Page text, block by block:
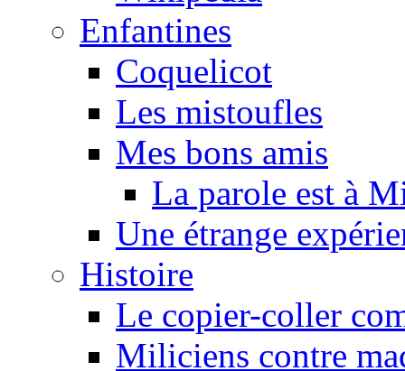
Enfantines
Coquelicot
Les mistoufles
Mes bons amis
La parole est à
Une étrange
Histoire
Le copier-coller
Miliciens contre